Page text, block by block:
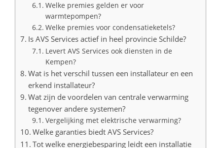
Welke premies gelden er voor
warmtepompen?
Welke premies voor condensatieketels?
Is AVS Services actief in heel provincie Schilde?
Levert AVS Services ook diensten in de
Kempen?
Wat is het verschil tussen een installateur en een
erkend installateur?
Wat zijn de voordelen van centrale verwarming
tegenover andere systemen?
Vergelijking met elektrische verwarming?
Welke garanties biedt AVS Services?
Tot welke energiebesparing leidt een installatie